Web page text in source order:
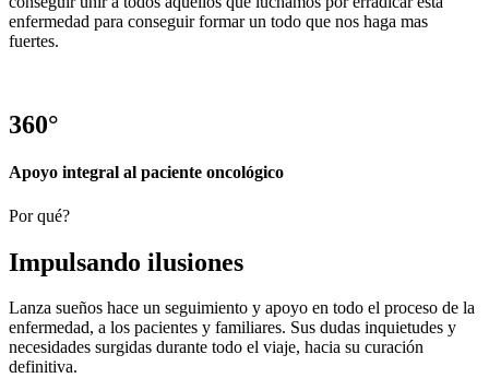
enfermedad para conseguir formar un todo que nos haga mas
fuertes.
360°
Apoyo integral al paciente oncológico
Por qué?
Impulsando ilusiones
Lanza sueños hace un seguimiento y apoyo en todo el proceso de la
enfermedad, a los pacientes y familiares. Sus dudas inquietudes y
necesidades surgidas durante todo el viaje, hacia su curación
definitiva.